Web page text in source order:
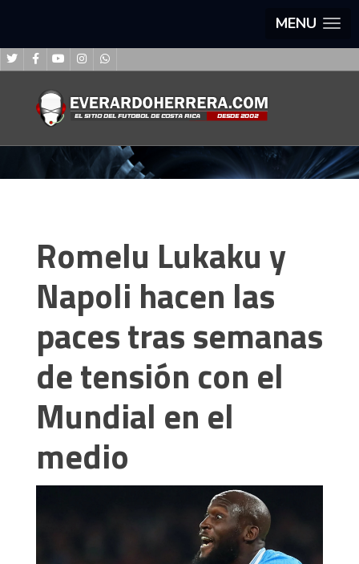
MENU
Romelu Lukaku y
Napoli hacen las
paces tras semanas
de tensión con el
Mundial en el
medio